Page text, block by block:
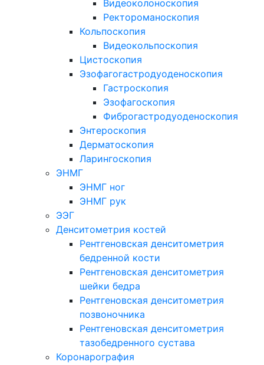
Видеоколоноскопия
Ректороманоскопия
Кольпоскопия
Видеокольпоскопия
Цистоскопия
Эзофагогастродуоденоскопия
Гастроскопия
Эзофагоскопия
Фиброгастродуоденоскопия
Энтероскопия
Дерматоскопия
Ларингоскопия
ЭНМГ
ЭНМГ ног
ЭНМГ рук
ЭЭГ
Денситометрия костей
Рентгеновская денситометрия
бедренной кости
Рентгеновская денситометрия
шейки бедра
Рентгеновская денситометрия
позвоночника
Рентгеновская денситометрия
тазобедренного сустава
Коронарография